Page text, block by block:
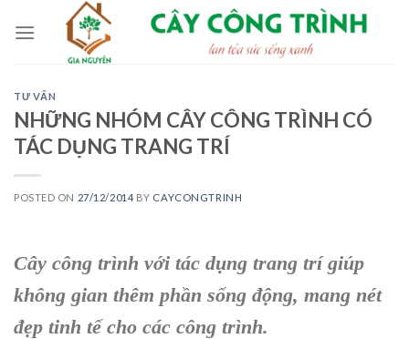
TƯ VẤN
NHỮNG NHÓM CÂY CÔNG TRÌNH CÓ
TÁC DỤNG TRANG TRÍ
POSTED ON 27/12/2014 BY CAYCONGTRINH
Cây công trình với tác dụng trang trí giúp
không gian thêm phần sống động, mang nét
đẹp tinh tế cho các công trình.